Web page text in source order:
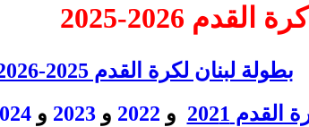
2025-2026 كرة القدم
بطولة لبنان لكرة القدم 2025-2026
202
1 و 2022 و 2023 و 2024 و (2025-2026)